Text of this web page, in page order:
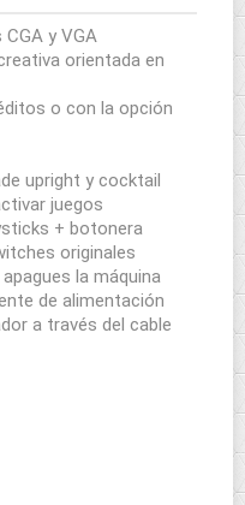
y VGA
orientada en
o con la opción
upright y cocktail
juegos
+ botonera
originales
la máquina
de alimentación
a través del cable